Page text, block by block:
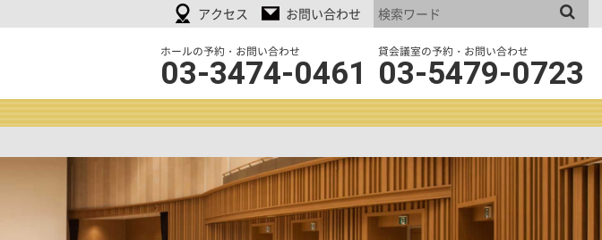
アクセス お問い合わせ
ホールの予約・お問い合わせ
03-3474-0461
貸会議室の予約・お問い合わせ
03-5479-0723